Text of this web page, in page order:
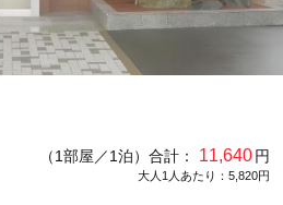
（1部屋／1泊）合計： 11,640円
大人1人あたり：5,820円